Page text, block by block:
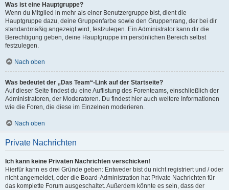
Was ist eine Hauptgruppe?
Wenn du Mitglied in mehr als einer Benutzergruppe bist, dient die
Hauptgruppe dazu, deine Gruppenfarbe sowie den Gruppenrang, der bei dir
standardmäßig angezeigt wird, festzulegen. Ein Administrator kann dir die
Berechtigung geben, deine Hauptgruppe im persönlichen Bereich selbst
festzulegen.
Nach oben
Was bedeutet der „Das Team“-Link auf der Startseite?
Auf dieser Seite findest du eine Auflistung des Forenteams, einschließlich der
Administratoren, der Moderatoren. Du findest hier auch weitere Informationen
wie die Foren, die diese im Einzelnen moderieren.
Nach oben
Private Nachrichten
Ich kann keine Privaten Nachrichten verschicken!
Hierfür kann es drei Gründe geben: Entweder bist du nicht registriert und / oder
nicht angemeldet, oder die Board-Administration hat Private Nachrichten für
das komplette Forum ausgeschaltet. Außerdem könnte es sein, dass der